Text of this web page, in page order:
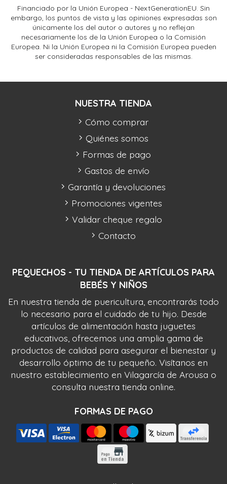
Financiado por la Unión Europea - NextGenerationEU. Sin
embargo, los puntos de vista y las opiniones expresadas son
únicamente los del autor o autores y no reflejan
necesariamente los de la Unión Europea o la Comisión
Europea. Ni la Unión Europea ni la Comisión Europea pueden
ser consideradas responsables de las mismas.
PEQUECHOS - TU TIENDA DE ARTÍCULOS PARA
BEBÉS Y NIÑOS
En nuestra tienda de puericultura, encontrarás todo
lo necesario para el cuidado de tu hijo. Desde
artículos de alimentación hasta juguetes
educativos, ofrecemos una amplia gama de
productos de calidad para asegurar el bienestar y
desarrollo óptimo de tu pequeño. Visítanos en
nuestro establecimiento en Vilagarcía de Arousa o
consulta nuestra tienda online.
FORMAS DE PAGO
NUESTRA TIENDA
Cómo comprar
Quiénes somos
Formas de pago
Gastos de envío
Garantía y devoluciones
Promociones vigentes
Validar cheque regalo
Contacto